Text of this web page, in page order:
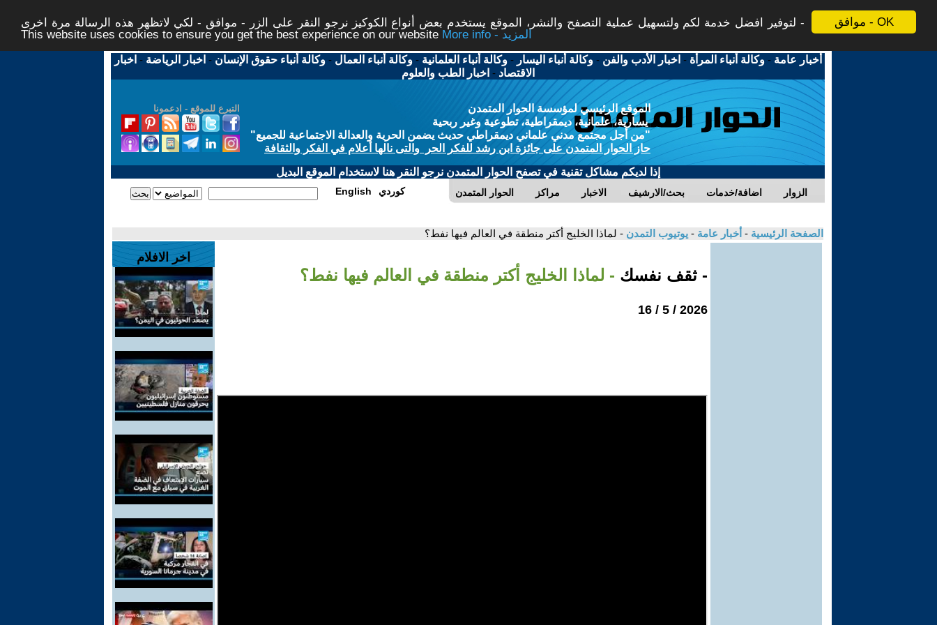
موافق - OK
لتوفير افضل خدمة لكم ولتسهيل عملية التصفح والنشر، الموقع يستخدم بعض أنواع الكوكيز نرجو النقر على الزر - موافق - لكي لاتظهر هذه الرسالة مرة اخرى -
This website uses cookies to ensure you get the best experience on our website
More info - المزيد
أخبار عامة -وكالة أنباء المرأة - اخبار الأدب والفن -وكالة أنباء اليسار -وكالة أنباء العلمانية -وكالة أنباء العمال -وكالة أنباء حقوق الإنسان - اخبار الرياضة - اخبار
الاقتصاد - اخبار الطب والعلوم
التبرع للموقع - ادعمونا
الموقع الرئيسي لمؤسسة الحوار المتمدن
يسارية، علمانية، ديمقراطية، تطوعية وغير ربحية
"من أجل مجتمع مدني علماني ديمقراطي حديث يضمن الحرية والعدالة الاجتماعية للجميع"
حاز الحوار المتمدن على جائزة ابن رشد للفكر الحر والتى نالها أعلام في الفكر والثقافة
إذا لديكم مشاكل تقنية في تصفح الحوار المتمدن نرجو النقر هنا لاستخدام الموقع البديل
الحوار المتمدن مراكز الاخبار بحث/الارشيف اضافة/خدمات الزوار English كوردي
الصفحة الرئيسية - أخبار عامة - يوتيوب التمدن - لماذا الخليج أكتر منطقة في العالم فيها نفط؟
- ثقف نفسك - لماذا الخليج أكتر منطقة في العالم فيها نفط؟
2026 / 5 / 16
اخر الافلام